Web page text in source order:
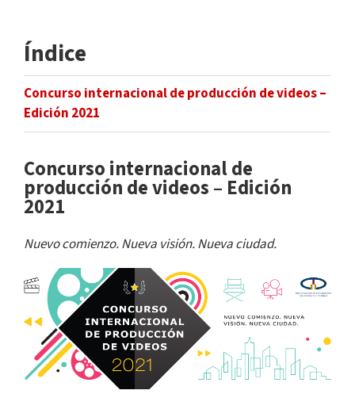
Índice
Concurso internacional de producción de videos –
Edición 2021
Concurso internacional de
producción de videos – Edición
2021
Nuevo comienzo. Nueva visión. Nueva ciudad.